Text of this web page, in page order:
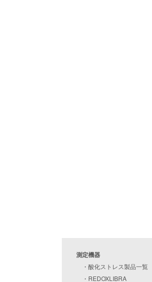
測定機器
・ 酸化ストレス製品一覧
・ REDOXLIBRA